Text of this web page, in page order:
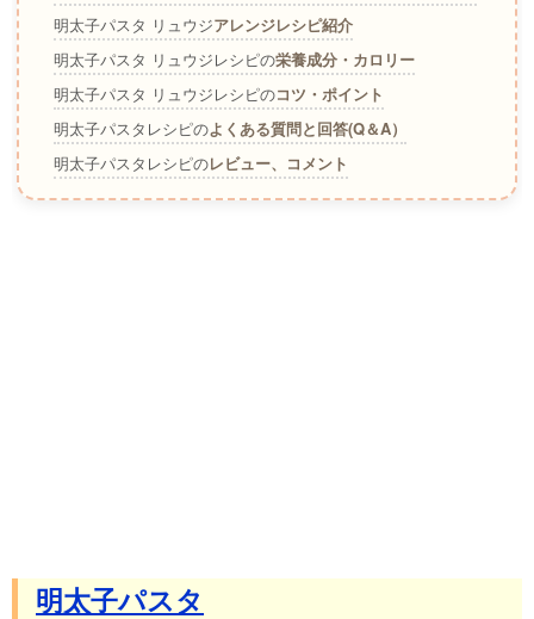
明太子パスタ リュウジアレンジレシピ紹介
明太子パスタ リュウジレシピの栄養成分・カロリー
明太子パスタ リュウジレシピのコツ・ポイント
明太子パスタレシピのよくある質問と回答(Q＆A）
明太子パスタレシピのレビュー、コメント
明太子パスタ